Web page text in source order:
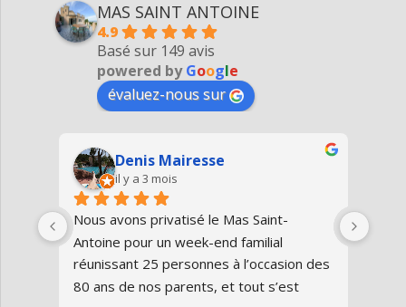
MAS SAINT ANTOINE
4.9
Basé sur 149 avis
powered byGoogle
évaluez-nous sur
Denis Mairesse
il y a 3 mois
Nous avons privatisé le Mas Saint-
Antoine pour un week-end familial
réunissant 25 personnes à l’occasion des
80 ans de nos parents, et tout s’est